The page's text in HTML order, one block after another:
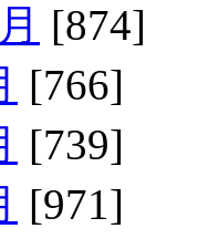
[874]
[766]
[739]
[971]